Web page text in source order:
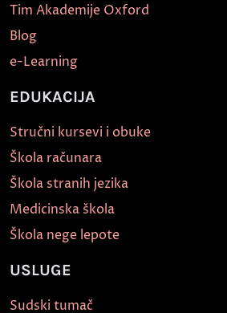
Tim Akademije Oxford
Blog
e-Learning
EDUKACIJA
Stručni kursevi i obuke
Škola računara
Škola stranih jezika
Medicinska škola
Škola nege lepote
USLUGE
Sudski tumač